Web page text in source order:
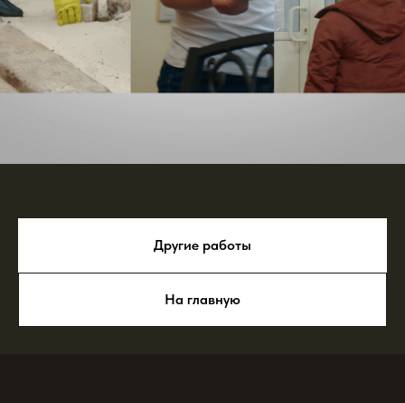
Другие работы
На главную